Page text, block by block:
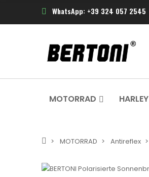
WhatsApp: +39 324 057 2545
MOTORRAD HARLEY
MOTORRAD Antireflex